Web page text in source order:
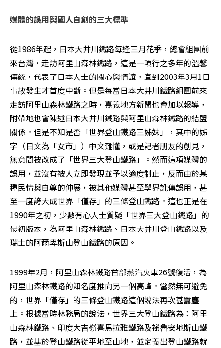
媒體的誤用與國人自創的三大標準
從1986年起，日本大井川鐵路每逢三月花季，總會組團前
來台灣，走訪阿里山森林鐵路，這是一項行之多年的溫馨
傳統，代表了日本人士的關心與情誼，直到2003年3月1日
事故發生才首度中斷。但是每當日本大井川鐵路組團前來
走訪阿里山森林鐵路之時，嘉義地方新聞也會加以報導，
附帶地也會陳述日本大井川鐵路與阿里山森林鐵路的結盟
關係。但是不知是否「世界登山鐵路三姊妹」，其中的姊
字（日文為「女市」）中文難懂，或是記者朋友的創見，
無意間被改成了「世界三大登山鐵路」。然而這項媒體的
誤用，並沒有被人立即發現並予以適度制止，反而由於某
種民情與自尊的伸展，被其他媒體甚至學界訛傳誤用，甚
至一度誇大成世界「僅存」的三條登山鐵路。這也正是在
1990年之初，少數有心人士質疑「世界三大登山鐵路」的
最初版本，為阿里山森林鐵路、日本大井川登山鐵路以及
瑞士的阿爾卑斯山登山鐵路的原因。
1999年2月，阿里山森林鐵路首部蒸汽火車26號復活，為
阿里山森林鐵路的知名度推向另一個高峰。當然無可避免
的，世界「僅存」的三條登山鐵路這個說法再次甚囂塵
上。根據當時林務局的說法，世界三大登山鐵路為：阿里
山森林鐵路、印度大吉嶺喜馬拉雅鐵路及祕魯安地斯山鐵
路，並基於登山鐵路從平地至山地，並定義出登山鐵路就